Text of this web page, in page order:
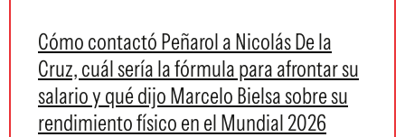
Cómo contactó Peñarol a Nicolás De la
Cruz, cuál sería la fórmula para afrontar su
salario y qué dijo Marcelo Bielsa sobre su
rendimiento físico en el Mundial 2026